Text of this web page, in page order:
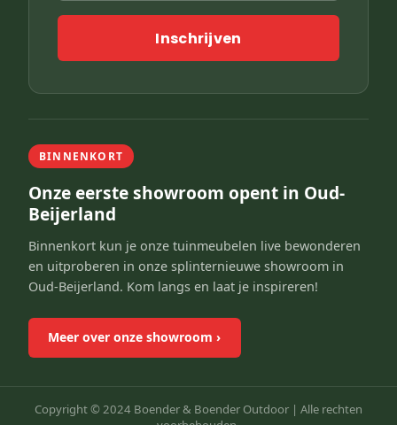
Inschrijven
BINNENKORT
Onze eerste showroom opent in Oud-
Beijerland
Binnenkort kun je onze tuinmeubelen live bewonderen
en uitproberen in onze splinternieuwe showroom in
Oud-Beijerland. Kom langs en laat je inspireren!
Meer over onze showroom ›
Copyright © 2024 Boender & Boender Outdoor | Alle rechten